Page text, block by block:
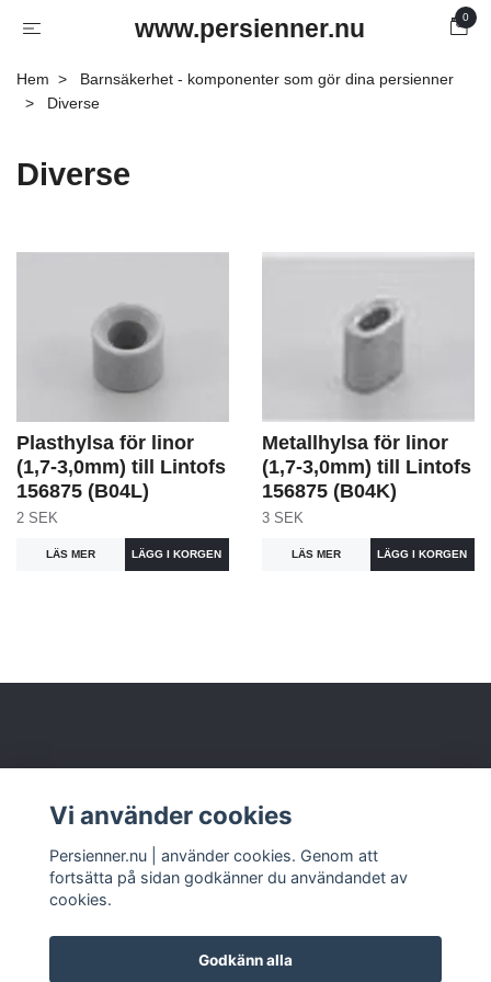
www.persienner.nu 0
Hem
Barnsäkerhet - komponenter som gör dina persienner
Diverse
Diverse
Plasthylsa för linor
(1,7-3,0mm) till Lintofs
156875 (B04L)
2 SEK
LÄS MER
Metallhylsa för linor
(1,7-3,0mm) till Lintofs
156875 (B04K)
3 SEK
LÄS MER
Kundtjänst
Vi använder cookies
Persienner.nu | använder cookies. Genom att
fortsätta på sidan godkänner du användandet av
cookies.
Godkänn alla